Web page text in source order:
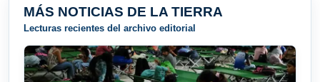
MÁS NOTICIAS DE LA TIERRA
Lecturas recientes del archivo editorial